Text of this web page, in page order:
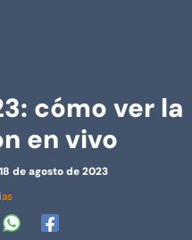
cómo ver la
en vivo
18 de agosto de 2023